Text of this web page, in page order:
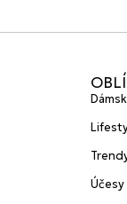
Účesy